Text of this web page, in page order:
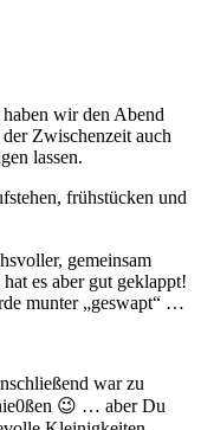
wir den Abend
Zwischenzeit auch
lassen.
frühstücken und
gemeinsam
es aber gut geklappt!
munter „geswapt“ …
war zu
😉 … aber Du